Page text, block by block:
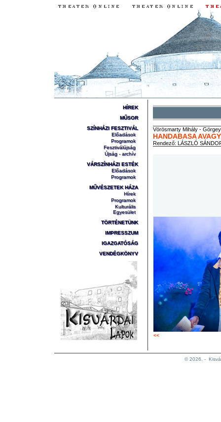
HÍREK
MŰSOR
SZÍNHÁZI FESZTIVÁL
Előadások
Programok
Fesztiválújság
Újság - archív
VÁRSZÍNHÁZI ESTÉK
Előadások
Programok
MŰVÉSZETEK HÁZA
Hírek
Programok
Kulturális
Egyesület
TÖRTÉNETÜNK
IMPRESSZUM
IGAZGATÓSÁG
VENDÉGKÖNYV
Vörösmarty Mihály - Görgey
HANDABASA
Rendező: LÁSZLÓ
<<
© 2026. -